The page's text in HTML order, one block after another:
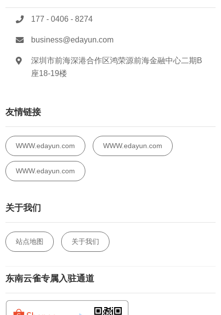
177 - 0406 - 8274
business@edayun.com
深圳市前海深港合作区鸿荣源前海金融中心二期B
座18-19楼
友情链接
WWW.edayun.com WWW.edayun.com
WWW.edayun.com
关于我们
站点地图 关于我们
东南云雀专属入驻通道